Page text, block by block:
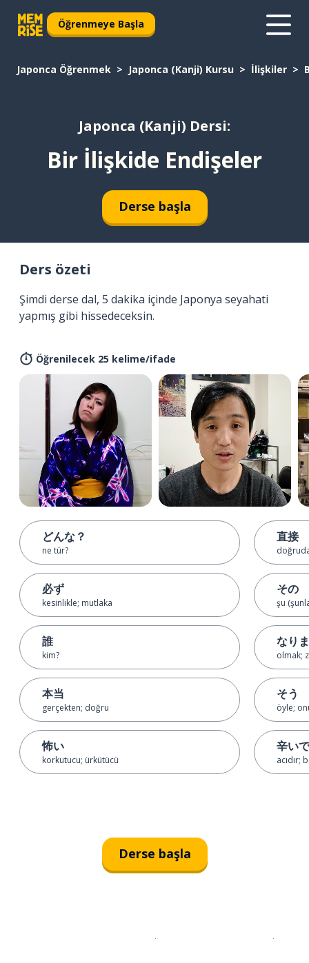
Öğrenmeye Başla
Japonca Öğrenmek Japonca (Kanji) Kursu İlişkiler
Japonca (Kanji) Dersi:
Bir İlişkide Endişeler
Derse başla
Ders özeti
Şimdi derse dal, 5 dakika içinde Japonya seyahati
yapmış gibi hissedeceksin.
Öğrenilecek 25 kelime/ifade
どんな？
ne tür?
必ず
kesinlikle; mutlaka
誰
kim?
本当
gerçekten; doğru
怖い
korkutucu; ürkütücü
直接
その
şu
なり
olmak;
そう
öyle;
辛い
acıdır;
Derse başla